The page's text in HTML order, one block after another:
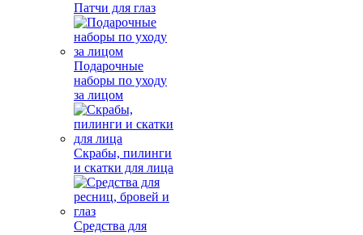
Патчи для глаз
Подарочные
наборы по уходу
за лицом
Скрабы, пилинги
и скатки для лица
Средства для